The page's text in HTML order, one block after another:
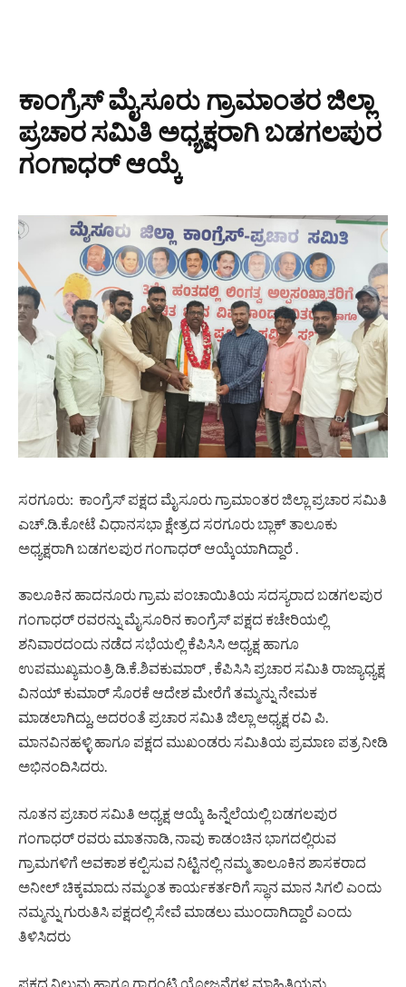
ಕಾಂಗ್ರೆಸ್ ಮೈಸೂರು ಗ್ರಾಮಾಂತರ ಜಿಲ್ಲಾ
ಪ್ರಚಾರ ಸಮಿತಿ ಅಧ್ಯಕ್ಷರಾಗಿ ಬಡಗಲಪುರ
ಗಂಗಾಧರ್ ಆಯ್ಕೆ
ಸರಗೂರು: ಕಾಂಗ್ರೆಸ್ ಪಕ್ಷದ ಮೈಸೂರು ಗ್ರಾಮಾಂತರ ಜಿಲ್ಲಾ ಪ್ರಚಾರ ಸಮಿತಿ
ಎಚ್.ಡಿ.ಕೋಟೆ ವಿಧಾನಸಭಾ ಕ್ಷೇತ್ರದ ಸರಗೂರು ಬ್ಲಾಕ್ ತಾಲೂಕು
ಅಧ್ಯಕ್ಷರಾಗಿ ಬಡಗಲಪುರ ಗಂಗಾಧರ್ ಆಯ್ಕೆಯಾಗಿದ್ದಾರೆ .
ತಾಲೂಕಿನ ಹಾದನೂರು ಗ್ರಾಮ ಪಂಚಾಯಿತಿಯ ಸದಸ್ಯರಾದ ಬಡಗಲಪುರ
ಗಂಗಾಧರ್ ರವರನ್ನು ಮೈಸೂರಿನ ಕಾಂಗ್ರೆಸ್ ಪಕ್ಷದ ಕಚೇರಿಯಲ್ಲಿ
ಶನಿವಾರದಂದು ನಡೆದ ಸಭೆಯಲ್ಲಿ ಕೆಪಿಸಿಸಿ ಅಧ್ಯಕ್ಷ ಹಾಗೂ
ಉಪಮುಖ್ಯಮಂತ್ರಿ ಡಿ.ಕೆ.ಶಿವಕುಮಾರ್ , ಕೆಪಿಸಿಸಿ ಪ್ರಚಾರ ಸಮಿತಿ ರಾಜ್ಯಾಧ್ಯಕ್ಷ
ವಿನಯ್ ಕುಮಾರ್ ಸೊರಕೆ ಆದೇಶ ಮೇರೆಗೆ ತಮ್ಮನ್ನು ನೇಮಕ
ಮಾಡಲಾಗಿದ್ದು, ಅದರಂತೆ ಪ್ರಚಾರ ಸಮಿತಿ ಜಿಲ್ಲಾ ಅಧ್ಯಕ್ಷ ರವಿ ಪಿ.
ಮಾನವಿನಹಳ್ಳಿ ಹಾಗೂ ಪಕ್ಷದ ಮುಖಂಡರು ಸಮಿತಿಯ ಪ್ರಮಾಣ ಪತ್ರ ನೀಡಿ
ಅಭಿನಂದಿಸಿದರು.
ನೂತನ ಪ್ರಚಾರ ಸಮಿತಿ ಅಧ್ಯಕ್ಷ ಆಯ್ಕೆ ಹಿನ್ನೆಲೆಯಲ್ಲಿ ಬಡಗಲಪುರ
ಗಂಗಾಧರ್ ರವರು ಮಾತನಾಡಿ, ನಾವು ಕಾಡಂಚಿನ ಭಾಗದಲ್ಲಿರುವ
ಗ್ರಾಮಗಳಿಗೆ ಅವಕಾಶ ಕಲ್ಪಿಸುವ ನಿಟ್ಟಿನಲ್ಲಿ ನಮ್ಮ ತಾಲೂಕಿನ ಶಾಸಕರಾದ
ಅನೀಲ್ ಚಿಕ್ಕಮಾದು ನಮ್ಮಂತ ಕಾರ್ಯಕರ್ತರಿಗೆ ಸ್ಥಾನ ಮಾನ ಸಿಗಲಿ ಎಂದು
ನಮ್ಮನ್ನು ಗುರುತಿಸಿ ಪಕ್ಷದಲ್ಲಿ ಸೇವೆ ಮಾಡಲು ಮುಂದಾಗಿದ್ದಾರೆ ಎಂದು
ತಿಳಿಸಿದರು ‌
ಪಕ್ಷದ ನಿಲುವು ಹಾಗೂ ಗ್ಯಾರಂಟಿ ಯೋಜನೆಗಳ ಮಾಹಿತಿಯನ್ನು